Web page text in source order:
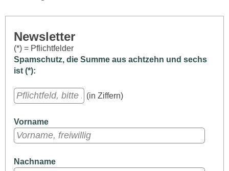
Newsletter
(*) = Pflichtfelder
Spamschutz, die Summe aus achtzehn und sechs
ist (*):
(in Ziffern)
Vorname
Nachname